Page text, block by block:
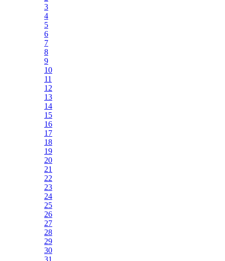
3
4
5
6
7
8
9
10
11
12
13
14
15
16
17
18
19
20
21
22
23
24
25
26
27
28
29
30
31